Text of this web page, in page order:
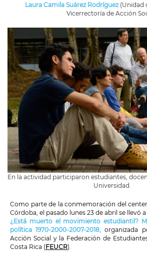
Laura Camila Suárez Rodríguez (Unidad
Vicerrectoría de Acción
En la actividad participaron estudiantes,
Universidad.
Como parte de la conmemoración del
Córdoba, el pasado lunes 23 de abril se llevó
¿Está muerto el movimiento estudiantil?
política 1970-2000-2007-2018, organizada
Acción Social y la Federación de
Costa Rica (FEUCR).